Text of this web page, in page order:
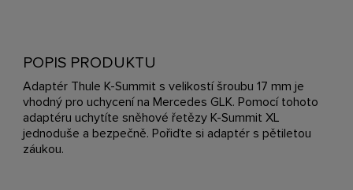
POPIS PRODUKTU
Adaptér Thule K-Summit s velikostí šroubu 17 mm je
vhodný pro uchycení na Mercedes GLK. Pomocí tohoto
adaptéru uchytíte sněhové řetězy K-Summit XL
jednoduše a bezpečně. Pořiďte si adaptér s pětiletou
záukou.